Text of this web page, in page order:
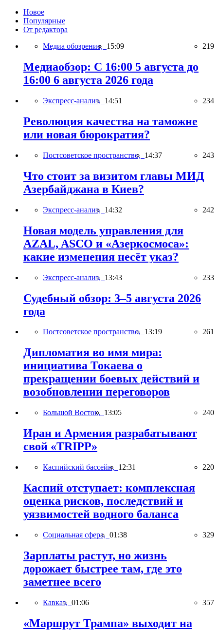
Новое
Популярные
От редактора
Медиа обозрение, 15:09 219
Медиаобзор: С 16:00 5 августа до
16:00 6 августа 2026 года
Экспресс-анализ, 14:51 234
Революция качества на таможне
или новая бюрократия?
Постсоветское пространство, 14:37 243
Что стоит за визитом главы МИД
Азербайджана в Киев?
Экспресс-анализ, 14:32 242
Новая модель управления для
AZAL, ASCO и «Азеркосмоса»:
какие изменения несёт указ?
Экспресс-анализ, 13:43 233
Судебный обзор: 3–5 августа 2026
года
Постсоветское пространство, 13:19 261
Дипломатия во имя мира:
инициатива Токаева о
прекращении боевых действий и
возобновлении переговоров
Большой Восток, 13:05 240
Иран и Армения разрабатывают
свой «TRIPP»
Каспийский бассейн, 12:31 220
Каспий отступает: комплексная
оценка рисков, последствий и
уязвимостей водного баланса
Социальная сфера, 01:38 329
Зарплаты растут, но жизнь
дорожает быстрее там, где это
заметнее всего
Кавказ, 01:06 357
«Маршрут Трампа» выходит на